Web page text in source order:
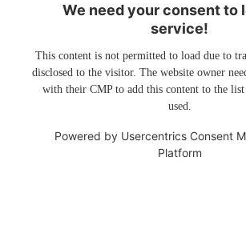
We need your consent to
service!
This content is not permitted to load due to
disclosed to the visitor. The website owner
with their CMP to add this content to the
used.
Powered by Usercentrics Consent
Platform